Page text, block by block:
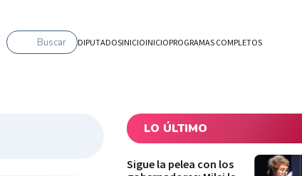
Buscar DIPUTADOSINICIOINICIOPROGRAMAS COMPLETOS
LO ÚLTIMO
Sigue la pelea con los